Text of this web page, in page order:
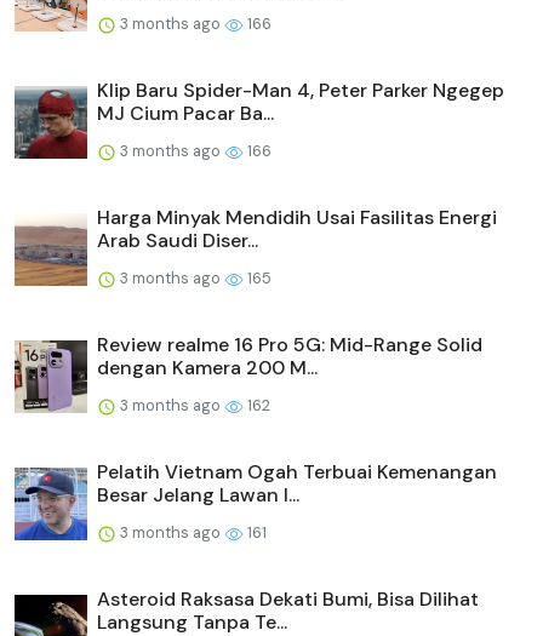
3 months ago 166
Klip Baru Spider-Man 4, Peter Parker Ngegep
MJ Cium Pacar Ba...
3 months ago 166
Harga Minyak Mendidih Usai Fasilitas Energi
Arab Saudi Diser...
3 months ago 165
Review realme 16 Pro 5G: Mid-Range Solid
dengan Kamera 200 M...
3 months ago 162
Pelatih Vietnam Ogah Terbuai Kemenangan
Besar Jelang Lawan I...
3 months ago 161
Asteroid Raksasa Dekati Bumi, Bisa Dilihat
Langsung Tanpa Te...